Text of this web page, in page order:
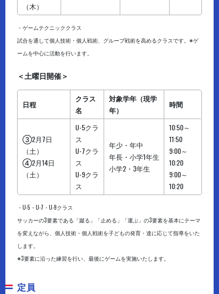
（木）
・ゲームテクニッククラス
試合を通して個人技術・個人戦術、グループ戦術を高めるクラスです。※ゲ
ームを中心に活動を行います。
＜土曜日開催＞
日程
クラス
名
対象学年（現学
年）
時間
③2月7日
（土）
④2月14日
（土）
U-5クラ
ス
U-7クラ
ス
U-9クラ
ス
年少・年中
年長・小学1年生
小学2・3年生
10:50～
11:50
9:00～
10:20
9:00～
10:20
・U-5・U-7・U-9クラス
サッカーの3要素である「蹴る」「止める」「運ぶ」の3要素を基本にテーマ
を変えながら、個人技術・個人戦術を子どもの発育・達に応じて指導をいた
します。
※3要素に沿った練習を行い、最後にゲームを実施いたします。
定員